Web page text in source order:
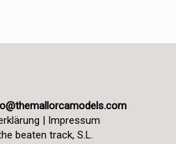
| Impressum
beaten track, S.L.